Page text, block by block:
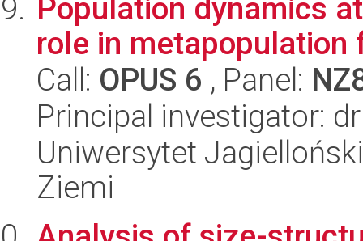
Population dynamics
role in metapopulation
Call: OPUS 6 , Panel:
Principal investigator:
Uniwersytet
Ziemi